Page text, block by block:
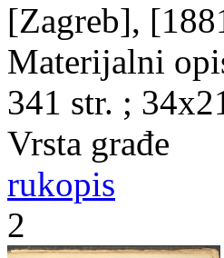
[Zagreb],
Materijalni
341 str. ;
Vrsta građe
rukopis
2